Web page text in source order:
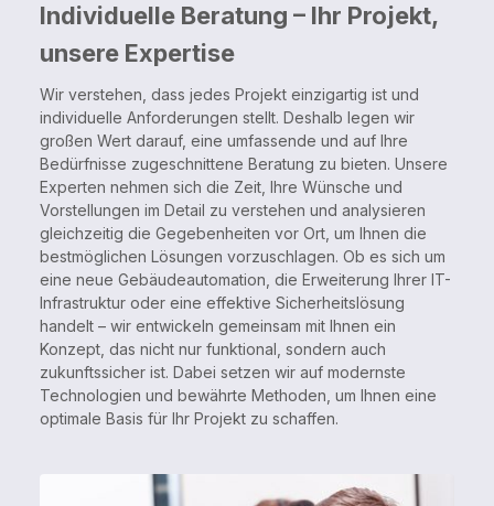
Individuelle Beratung – Ihr Projekt,
unsere Expertise
Wir verstehen, dass jedes Projekt einzigartig ist und
individuelle Anforderungen stellt. Deshalb legen wir
großen Wert darauf, eine umfassende und auf Ihre
Bedürfnisse zugeschnittene Beratung zu bieten. Unsere
Experten nehmen sich die Zeit, Ihre Wünsche und
Vorstellungen im Detail zu verstehen und analysieren
gleichzeitig die Gegebenheiten vor Ort, um Ihnen die
bestmöglichen Lösungen vorzuschlagen. Ob es sich um
eine neue Gebäudeautomation, die Erweiterung Ihrer IT-
Infrastruktur oder eine effektive Sicherheitslösung
handelt – wir entwickeln gemeinsam mit Ihnen ein
Konzept, das nicht nur funktional, sondern auch
zukunftssicher ist. Dabei setzen wir auf modernste
Technologien und bewährte Methoden, um Ihnen eine
optimale Basis für Ihr Projekt zu schaffen.